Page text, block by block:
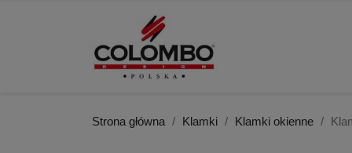
Strona główna Klamki Klamki okienne